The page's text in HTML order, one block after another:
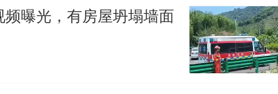
的女孩，因老师一句“跟我回家”改写了人生
曝光，有房屋坍塌墙面